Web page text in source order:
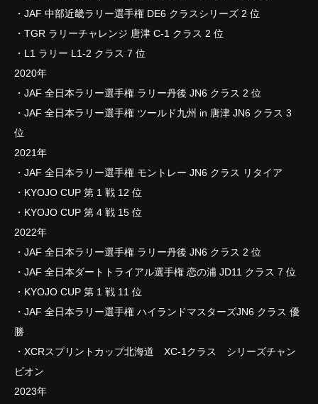
・JAF 中部近畿ラリー選手権 DE6 クラスシリーズ 2 位
・TGR ラリーチャレンジ 唐津 C-1 クラス 2 位
・L1 ラリー L1-2 クラス 7 位
2020年
・JAF 全日本ラリー選手権 ラリー丹後 JN6 クラス 2 位
・JAF 全日本ラリー選手権 ツールド九州 in 唐津 JN6 クラス 3
位
2021年
・JAF 全日本ラリー選手権 モントレー JN6 クラス リタイア
・KYOJO CUP 第 1 戦 12 位
・KYOJO CUP 第 4 戦 15 位
2022年
・JAF 全日本ラリー選手権 ラリー丹後 JN6 クラス 2 位
・JAF 全日本ダートトライアル選手権 恋の浦 JD11 クラス 7 位
・KYOJO CUP 第 1 戦 11 位
・JAF 全日本ラリー選手権 ハイランドマスターズJN6 クラス 優
勝
・XCRスプリントカップ北海道 XC-1クラス シリーズチャン
ピオン
2023年